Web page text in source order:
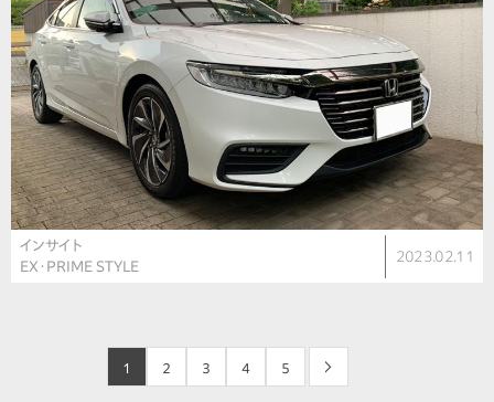
インサイト
EX・PRIME STYLE
2023.02.11
1 2 3 4 5 >